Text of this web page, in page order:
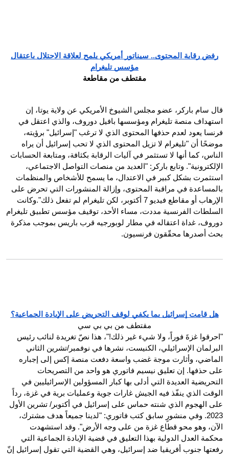
رفض رقابة المحتوى.. سيناتور أمريكي يلمح لعلاقة الاحتلال باعتقال
مؤسس تليغرام
مقتطف من مقاطعة
قال سام باركر، عضو مجلس الشيوخ الأمريكي عن ولاية يوتا، إن
استهداف منصة تليغرام ومؤسسها بافيل دوروف، والذي اعتقل في
فرنسا يعود لعدم حذفها المحتوى الذي لا ترغب "إسرائيل" برؤيته،
موضحًا أن "تليغرام لا تزيل المحتوى الذي لا تحب إسرائيل أن يراه
الناس، كما أنها لا تستثمر في آليات الرقابة بكثافة، ومتابعة الحسابات
الإلكترونية". وتابع باركر: "العديد من منصات التواصل الاجتماعي،
استثمرت بشكل كبير في الاعتدال، ما يسمح للأشخاص والمنظمات
بالمساعدة في مراقبة المحتوى، وإزالة المنشورات التي تحرض على
الإرهاب أو مقاطع فيديو 7 أكتوبر، لكن تليغرام لم تفعل ذلك".وكانت
السلطات الفرنسية مددت، مساء الأحد، توقيف مؤسس تطبيق تليغرام
دوروف، غداة اعتقاله في مطار لوبورجيه قرب باريس بموجب مذكرة
بحث أصدرها محقّقون فرنسيون.
هل قامت إسرائيل بما يكفي لوقف التحريض على الإبادة الجماعية؟
مقتطف من بي بي سي
"احرقوا غزةَ فوراً، ولا شيء غير ذلك!"، هذا نصّ تغريدة لنائب رئيس
البرلمان الإسرائيلي، الكنيست، نشرها في نوفمبر/تشرين الثاني
الماضي، وأثارت موجة غضب واسعة دفعت منصة إكس إلى إجباره
على حذفها. إن تعليق نيسيم فاتوري هو واحد من التصريحات
التحريضية العديدة التي أدلى بها كبار المسؤولين الإسرائيليين في
الوقت الذي ينفّذ فيه الجيش غارات جوية وعمليات برية في غزة، رداً
على الهجوم الذي شنته حماس على إسرائيل في أكتوبر/ تشرين الأول
2023. وفي منشورٍ سابق كتب فاتوري: "لدينا جميعاً هدف مشترك،
الآن، وهو محو قطاع غزة من على وجه الأرض". وقد استشهدت
محكمة العدل الدولية بهذا التعليق في قضية الإبادة الجماعية التي
رفعتها جنوب أفريقيا ضد إسرائيل، وهي القضية التي تقول إسرائيل إنّ